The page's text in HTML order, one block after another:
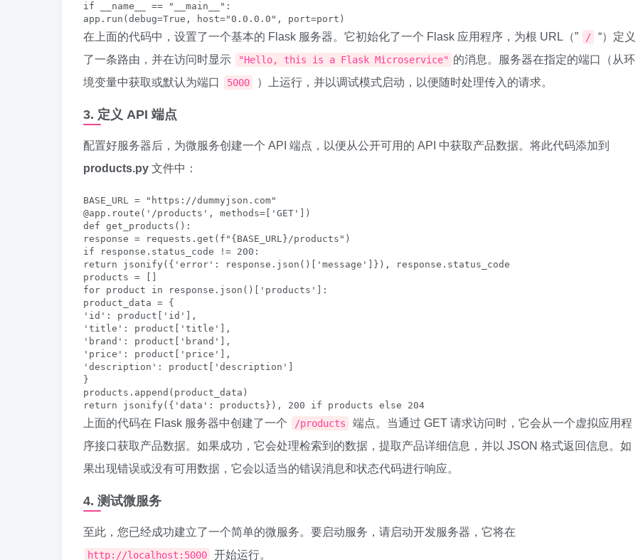
if __name__ == "__main__":
app.run(debug=True, host="0.0.0.0", port=port)
在上面的代码中，设置了一个基本的 Flask 服务器。它初始化了一个 Flask 应用程序，为根 URL（” /
“）定义
了一条路由，并在访问时显示
"Hello, this is a Flask Microservice" 的消息。服务器在指定的端口（从环
境变量中获取或默认为端口
5000 ）上运行，并以调试模式启动，以便随时处理传入的请求。
3. 定义 API 端点
配置好服务器后，为微服务创建一个 API 端点，以便从公开可用的 API 中获取产品数据。将此代码添加到
products.py 文件中：
BASE_URL = "https://dummyjson.com"
@app.route('/products', methods=['GET'])
def get_products():
response = requests.get(f"{BASE_URL}/products")
if response.status_code != 200:
return jsonify({'error': response.json()['message']}), response.status_code
products = []
for product in response.json()['products']:
product_data = {
'id': product['id'],
'title': product['title'],
'brand': product['brand'],
'price': product['price'],
'description': product['description']
}
products.append(product_data)
return jsonify({'data': products}), 200 if products else 204
上面的代码在 Flask 服务器中创建了一个 /products
端点。当通过 GET 请求访问时，它会从一个虚拟应用程
序接口获取产品数据。如果成功，它会处理检索到的数据，提取产品详细信息，并以 JSON 格式返回信息。如
果出现错误或没有可用数据，它会以适当的错误消息和状态代码进行响应。
4. 测试微服务
至此，您已经成功建立了一个简单的微服务。要启动服务，请启动开发服务器，它将在
http://localhost:5000 开始运行。